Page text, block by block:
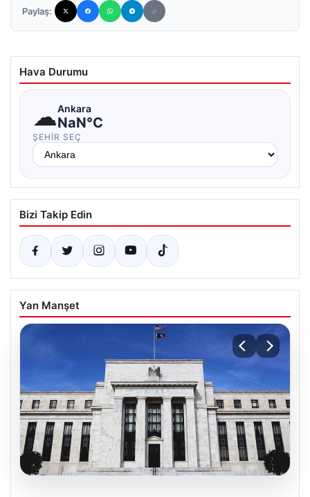
Paylaş:
Hava Durumu
☁Ankara
NaN°C
ŞEHIR SEÇ
Bizi Takip Edin
Yan Manşet
06.08.2026